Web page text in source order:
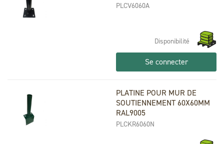
PLCV6060A
Disponibilité
Se connecter
PLATINE POUR MUR DE
SOUTIENNEMENT 60X60MM
RAL9005
PLCKR6060N